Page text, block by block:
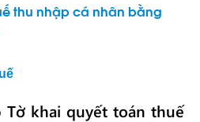
thu nhập cá nhân bằng
Tờ khai quyết toán thuế